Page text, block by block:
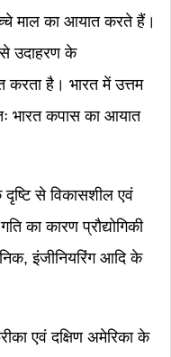
माल का आयात करते हैं।
उदाहरण के
है। भारत में उत्तम
भारत कपास का आयात
से विकासशील एवं
का कारण प्रौद्योगिकी
इंजीनियरिंग आदि के
एवं दक्षिण अमेरिका के